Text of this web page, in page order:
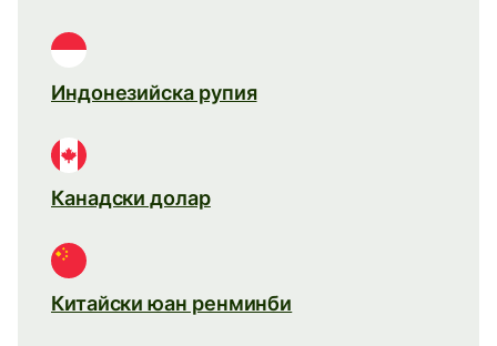
Индонезийска рупия
Канадски долар
Китайски юан ренминби